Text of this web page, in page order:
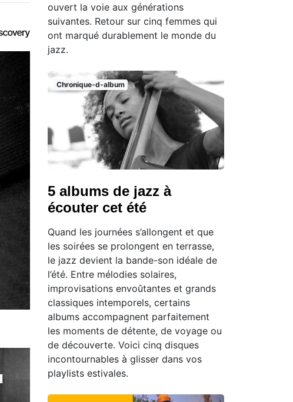
ouvert la voie aux générations
suivantes. Retour sur cinq femmes qui
ont marqué durablement le monde du
jazz.
Chronique-d-album
5 albums de jazz à
écouter cet été
Quand les journées s’allongent et que
les soirées se prolongent en terrasse,
le jazz devient la bande-son idéale de
l’été. Entre mélodies solaires,
improvisations envoûtantes et grands
classiques intemporels, certains
albums accompagnent parfaitement
les moments de détente, de voyage ou
de découverte. Voici cinq disques
incontournables à glisser dans vos
playlists estivales.